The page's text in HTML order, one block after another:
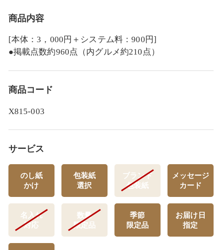
商品内容
[本体：3，000円＋システム料：900円]
●掲載点数約960点（内グルメ約210点）
商品コード
X815-003
サービス
のし紙
かけ
包装紙
選択
ブランド
包装紙
メッセージ
カード
名入れ
対応
数量
限定品
季節
限定品
お届け日
指定